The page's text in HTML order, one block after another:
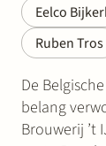
Eelco
Ruben Tros
De
belang
Brouwerij ’t